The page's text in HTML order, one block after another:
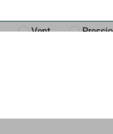
Vent